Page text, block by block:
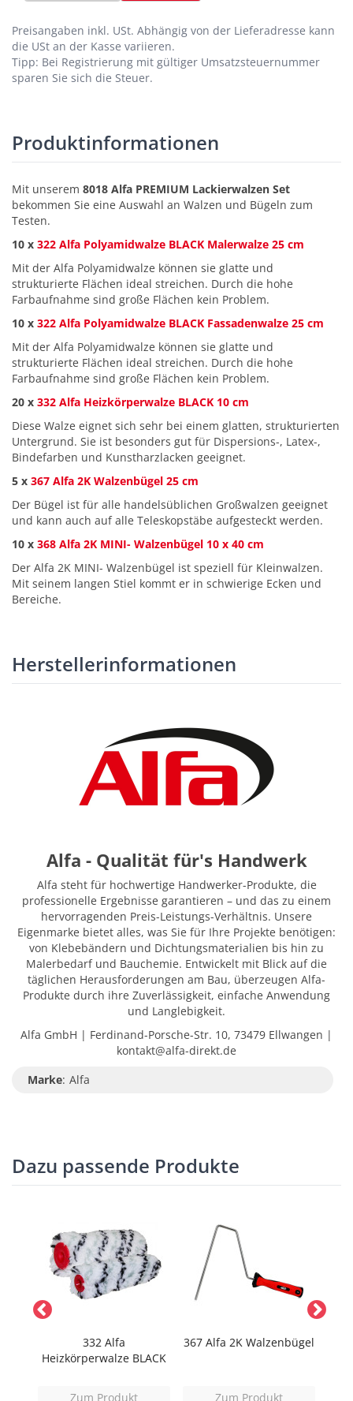
Preisangaben inkl. USt. Abhängig von der Lieferadresse kann
die USt an der Kasse variieren.
Tipp: Bei Registrierung mit gültiger Umsatzsteuernummer
sparen Sie sich die Steuer.
Produktinformationen
Mit unserem 8018 Alfa PREMIUM Lackierwalzen Set
bekommen Sie eine Auswahl an Walzen und Bügeln zum
Testen.
10 x 322 Alfa Polyamidwalze BLACK Malerwalze 25 cm
Mit der Alfa Polyamidwalze können sie glatte und
strukturierte Flächen ideal streichen. Durch die hohe
Farbaufnahme sind große Flächen kein Problem.
10 x 322 Alfa Polyamidwalze BLACK Fassadenwalze 25 cm
Mit der Alfa Polyamidwalze können sie glatte und
strukturierte Flächen ideal streichen. Durch die hohe
Farbaufnahme sind große Flächen kein Problem.
20 x 332 Alfa Heizkörperwalze BLACK 10 cm
Diese Walze eignet sich sehr bei einem glatten, strukturierten
Untergrund. Sie ist besonders gut für Dispersions-, Latex-,
Bindefarben und Kunstharzlacken geeignet.
5 x 367 Alfa 2K Walzenbügel 25 cm
Der Bügel ist für alle handelsüblichen Großwalzen geeignet
und kann auch auf alle Teleskopstäbe aufgesteckt werden.
10 x 368 Alfa 2K MINI- Walzenbügel 10 x 40 cm
Der Alfa 2K MINI- Walzenbügel ist speziell für Kleinwalzen.
Mit seinem langen Stiel kommt er in schwierige Ecken und
Bereiche.
Herstellerinformationen
Alfa - Qualität für's Handwerk
Alfa steht für hochwertige Handwerker-Produkte, die
professionelle Ergebnisse garantieren – und das zu einem
hervorragenden Preis-Leistungs-Verhältnis. Unsere
Eigenmarke bietet alles, was Sie für Ihre Projekte benötigen:
von Klebebändern und Dichtungsmaterialien bis hin zu
Malerbedarf und Bauchemie. Entwickelt mit Blick auf die
täglichen Herausforderungen am Bau, überzeugen Alfa-
Produkte durch ihre Zuverlässigkeit, einfache Anwendung
und Langlebigkeit.
Alfa GmbH | Ferdinand-Porsche-Str. 10, 73479 Ellwangen |
kontakt@alfa-direkt.de
Marke: Alfa
Dazu passende Produkte
332 Alfa
Heizkörperwalze BLACK
Zum Produkt
367 Alfa 2K Walzenbügel
Zum Produkt